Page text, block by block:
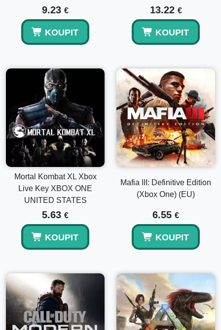
9.23 €
KOUPIT
13.22 €
KOUPIT
Mortal Kombat XL Xbox
Live Key XBOX ONE
UNITED STATES
5.63 €
KOUPIT
Mafia III: Definitive Edition
(Xbox One) (EU)
6.55 €
KOUPIT